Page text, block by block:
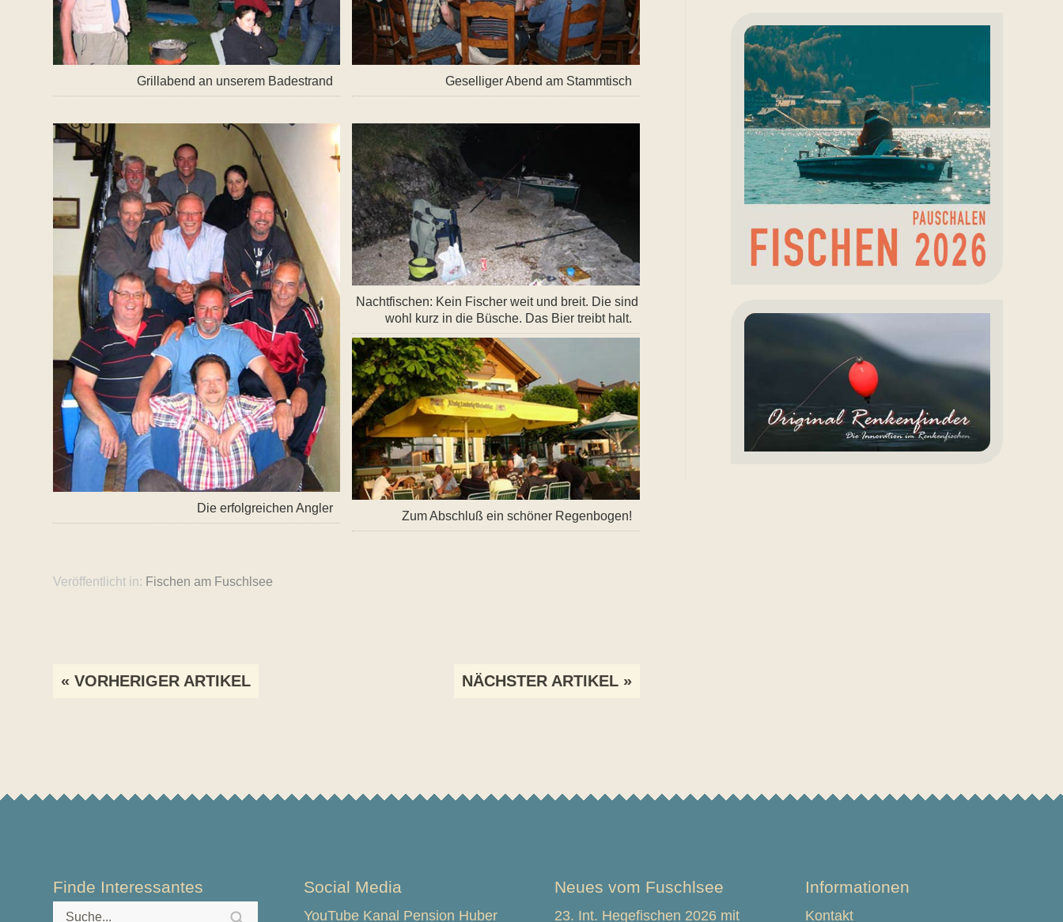
Grillabend an unserem Badestrand Geselliger Abend am Stammtisch
Die erfolgreichen Angler
Nachtfischen: Kein Fischer weit und breit. Die sind
wohl kurz in die Büsche. Das Bier treibt halt.
Zum Abschluß ein schöner Regenbogen!
Veröffentlicht in: Fischen am Fuschlsee
von
Artikel-
NÄCHSTER ARTIKEL »
« VORHERIGER ARTIKEL
Angeln
Fuschlsee
Renkenfinder
Finde Interessantes Social Media
YouTube Kanal Pension Huber
Neues vom Fuschlsee
23. Int. Hegefischen 2026 mit
Informationen
Kontakt